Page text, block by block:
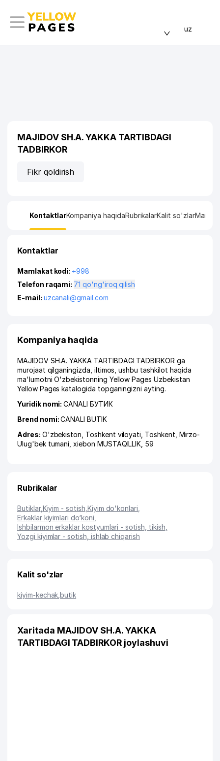
uz
MAJIDOV SH.A. YAKKA TARTIBDAGI
TADBIRKOR
Fikr qoldirish
KontaktlarKompaniya haqidaRubrikalarKalit so'zlarManzil
Kontaktlar
Mamlakat kodi: +998
Telefon raqami:
71 qo'ng'iroq qilish
E-mail: uzcanali@gmail.com
Kompaniya haqida
MAJIDOV SH.A. YAKKA TARTIBDAGI TADBIRKOR ga
murojaat qilganingizda, iltimos, ushbu tashkilot haqida
ma'lumotni O'zbekistonning Yellow Pages Uzbekistan
Yellow Pages katalogida topganingizni ayting.
Yuridik nomi:CANALI БУТИК
Brend nomi:CANALI BUTIK
Adres: O'zbekiston, Toshkent viloyati Toshkent Mirzo-
Ulug'bek tumani ,xiеbon MUSTAQILLIK , 59
Rubrikalar
Butiklar,Kiyim - sotish Kiyim do'konlari
Erkaklar kiyimlari do‘koni
Ishbilarmon erkaklar kostyumlari - sotish, tikish
Yozgi kiyimlar - sotish, ishlab chiqarish
Kalit so'zlar
kiyim-kechak ,butik
Xaritada MAJIDOV SH.A. YAKKA
TARTIBDAGI TADBIRKOR joylashuvi